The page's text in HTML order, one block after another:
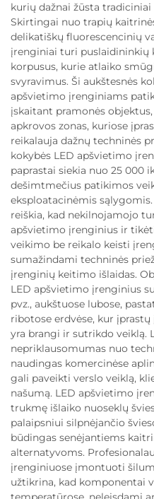
kurių dažnai žūsta
Skirtingai nuo trapių
delikatiškų fluorescencinių
įrenginiai turi
korpusus, kurie atlaiko
svyravimus. Ši aukštesnės
apšvietimo įrenginiams
įskaitant pramonės
apkrovos zonas, kuriose
reikalauja dažnų techninės
kokybės LED apšvietimo
paprastai siekia nuo 25 000
dešimtmečius patikimos
eksploatacinėmis
reiškia, kad nekilnojamojo
apšvietimo įrenginius ir
veikimo be reikalo keisti
sumažindami techninės
įrenginių keitimo išlaidas.
LED apšvietimo įrenginius
pvz., aukštuose lubose,
ribotose erdvėse, kur
yra brangi ir sutrikdo veiklą.
nepriklausomumas nuo
naudingas komercinėse
gali paveikti verslo veiklą,
našumą. LED apšvietimo
trukmę išlaiko nuoseklų
palaipsniui silpnėjančio
būdingas senėjantiems
alternatyvoms.
įrenginiuose įmontuoti
užtikrina, kad komponentai